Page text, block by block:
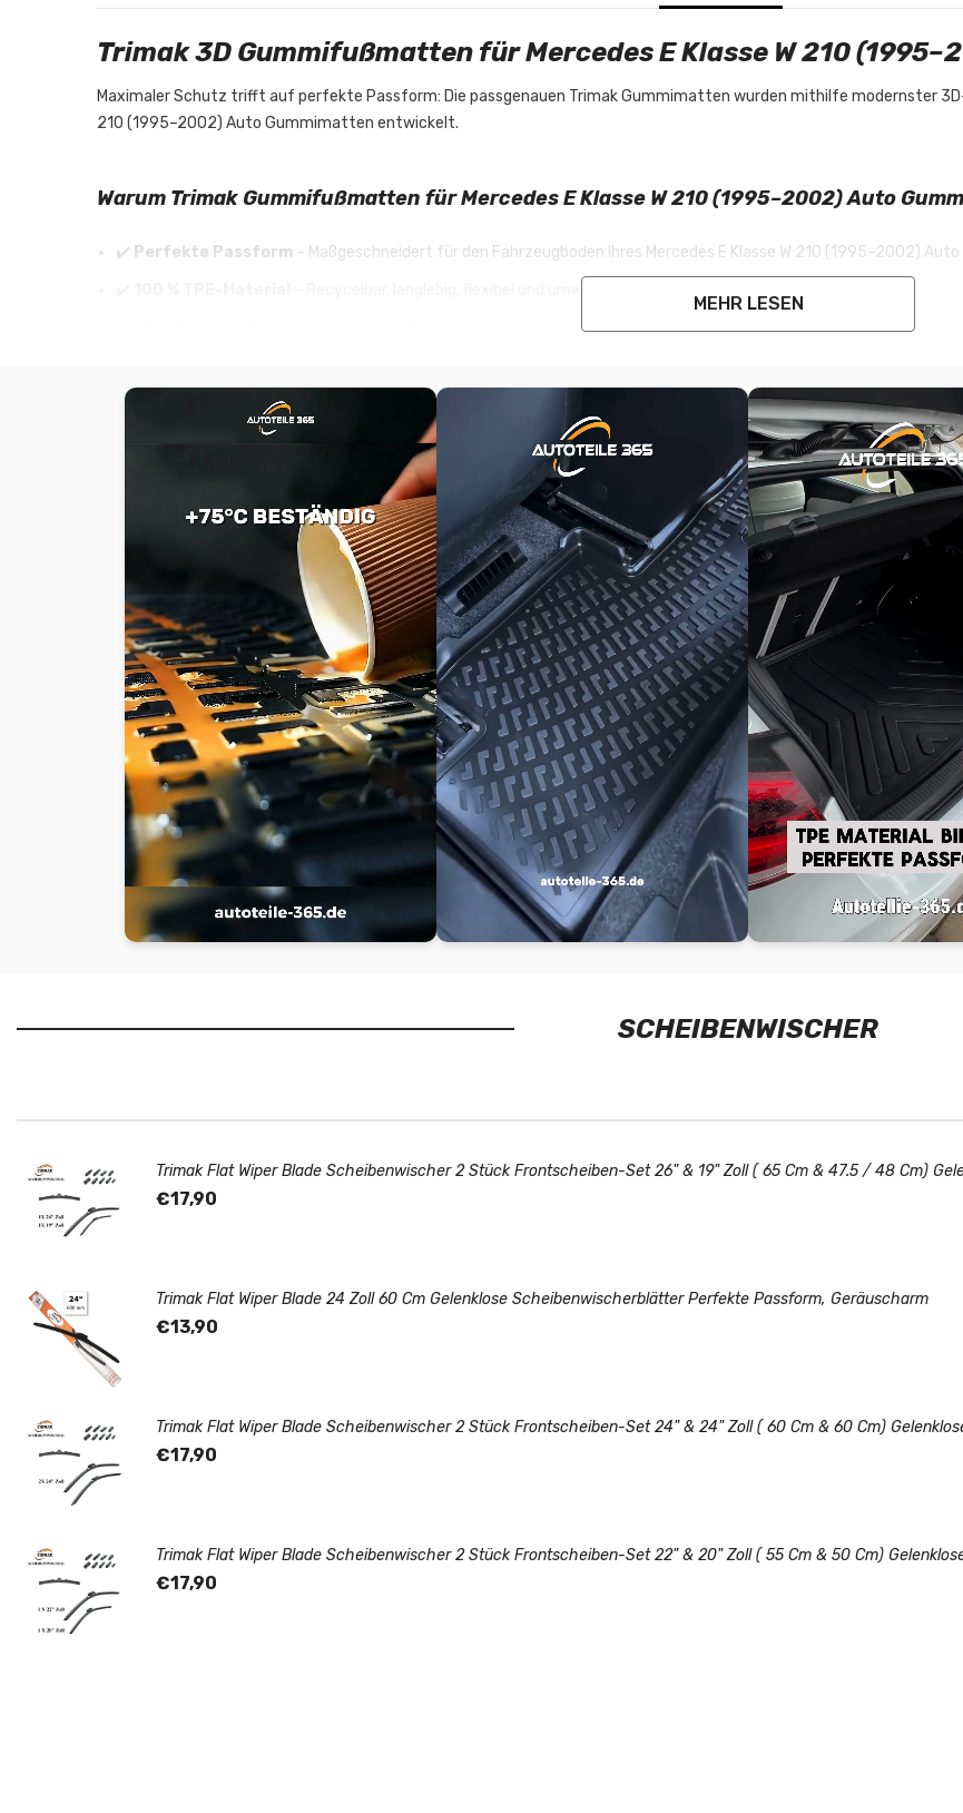
Trimak 3D Gummifußmatten für Mercedes E Klasse W 210
Maximaler Schutz trifft auf perfekte Passform: Die passgenauen Trimak Gummimatten wurden mithilfe modernster
210 (1995–2002) Auto Gummimatten entwickelt.
Warum Trimak Gummifußmatten für Mercedes E Klasse W 210 (1995–2002) Auto
✔️ Perfekte Passform – Maßgeschneidert für den Fahrzeugboden Ihres Mercedes E Klasse W 210 (1995–2002)
– Beständig gegen Temperaturen von -50 °C bis +75 °C
✔️
Rutschfest & Geruchlos
– Sicheres Fahrgefühl ohne störenden Gummigeruch
Wasserdicht & pflegeleicht
– Einfach mit Wasser oder Staubsauger zu reinigen
– Direkt einlegen, fertig! Nach max. 48 Stunden optimale Form
Schutz bei jedem Wetter
Ob Matsch, Schnee, Salz, Öl oder Tierhaare – diese Automatten halten den Innenraum Ihres Fahrzeugs sauber und
Sicherheit beim Ein- und Aussteigen.
Kompatibel mit:
Mercedes E Klasse W 210 (1995–2002) Auto Gummimatten
MEHR LESEN
SCHEIBENWISCHER
Trimak Flat Wiper Blade Scheibenwischer 2 Stück Frontscheiben-Set 26" & 19" Zoll ( 65 Cm & 47.5 / 48 Cm)
€17,90
Trimak Flat Wiper Blade 24 Zoll 60 Cm Gelenklose Scheibenwischerblätter Perfekte Passform, Geräuscharm
€13,90
Trimak Flat Wiper Blade Scheibenwischer 2 Stück Frontscheiben-Set 24" & 24" Zoll ( 60 Cm & 60 Cm)
€17,90
Trimak Flat Wiper Blade Scheibenwischer 2 Stück Frontscheiben-Set 22" & 20" Zoll ( 55 Cm & 50 Cm)
€17,90